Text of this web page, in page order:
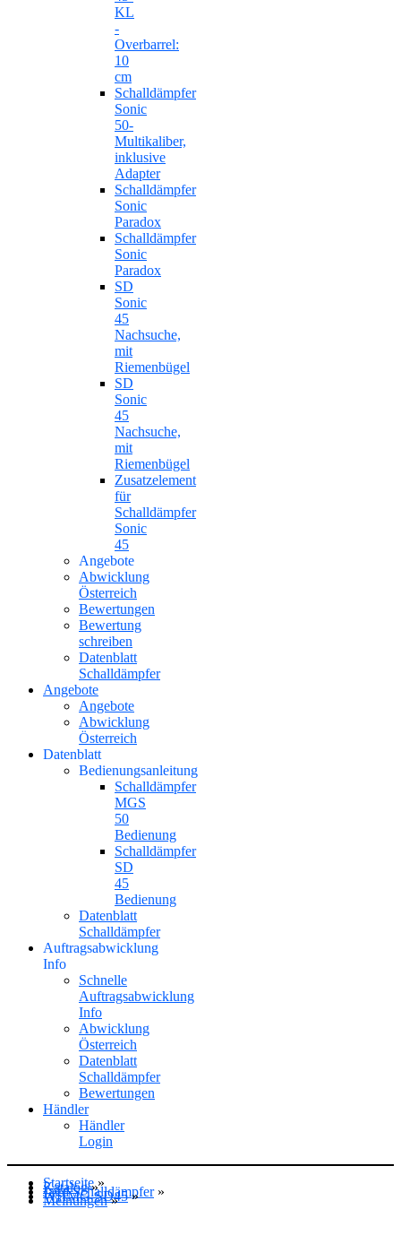
KL
-
Overbarrel:
10
cm
Schalldämpfer
Sonic
50-
Multikaliber,
inklusive
Adapter
Schalldämpfer
Sonic
Paradox
Schalldämpfer
Sonic
Paradox
SD
Sonic
45
Nachsuche,
mit
Riemenbügel
SD
Sonic
45
Nachsuche,
mit
Riemenbügel
Zusatzelement
für
Schalldämpfer
Sonic
45
Angebote
Abwicklung
Österreich
Bewertungen
Bewertung
schreiben
Datenblatt
Schalldämpfer
Angebote
Angebote
Abwicklung
Österreich
Datenblatt
Bedienungsanleitung
Schalldämpfer
MGS
50
Bedienung
Schalldämpfer
SD
45
Bedienung
Datenblatt
Schalldämpfer
Auftragsabwicklung
Info
Schnelle
Auftragsabwicklung
Info
Abwicklung
Österreich
Datenblatt
Schalldämpfer
Bewertungen
Händler
Händler
Login
Startseite »
Katalog »
Jagd Schalldämpfer »
WHMG-SD45 »
Meinungen »